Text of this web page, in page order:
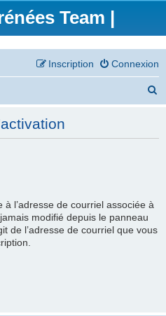
Team |
Connexion
Inscription
l’adresse de courriel associée à
modifié depuis le panneau
de l’adresse de courriel que vous